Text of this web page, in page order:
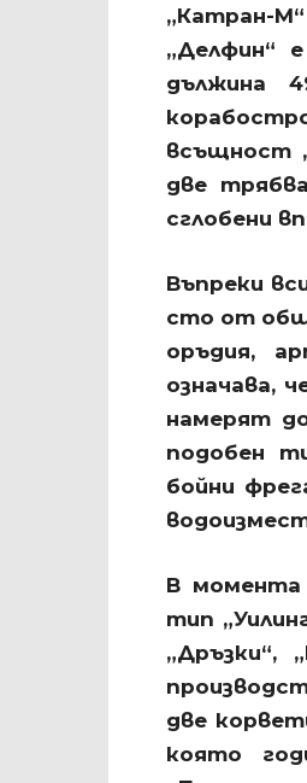
„Катран-
„Делфин“
дължина
всъщност
две
сглобени
Въпреки
сто от
оръдия,
означава,
намерят
подобен
бойни
В момента
тип
„Дръзки“,
две
която